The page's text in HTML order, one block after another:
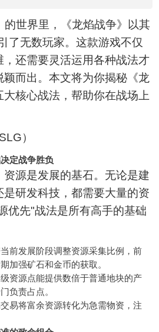
的世界里，《龙焰战争》以其
了无数玩家。这款游戏不仅
还需要灵活运用各种战法才
而出。本文将为你揭秘《龙
核心战法，帮助你在战场上
定战争胜负
源是发展的基石。无论是建
研发科技，都需要大量的资
优先"战法是所有高手的基础
当前发展阶段调整资源采集比例，前
加强矿石和金币的获取。
级资源点能提供数倍于普通地块的产
负责占点。
交易将富余资源转化为急需物资，注